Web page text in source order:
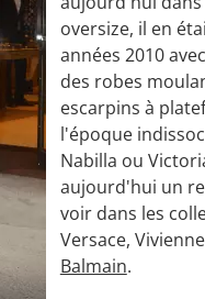
oversize, il en
années 2010 avec
des robes
escarpins à
l'époque
Nabilla ou
aujourd'hui un
voir dans les
Versace,
Balmain.